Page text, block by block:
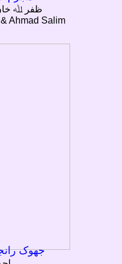
ظفر ﷲ
Ahmad Salim
جھوک